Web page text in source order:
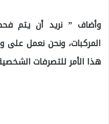
وأضاف ” نريد أن يتم
المركبات، ونحن نعمل على
هذا الأمر للتصرفات